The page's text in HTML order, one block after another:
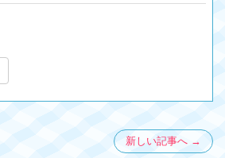
新しい記事へ →